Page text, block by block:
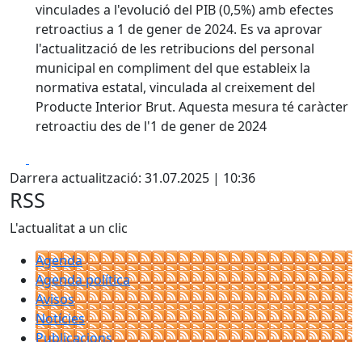
vinculades a l'evolució del PIB (0,5%) amb efectes
retroactius a 1 de gener de 2024. Es va aprovar
l'actualització de les retribucions del personal
municipal en compliment del que estableix la
normativa estatal, vinculada al creixement del
Producte Interior Brut. Aquesta mesura té caràcter
retroactiu des de l'1 de gener de 2024
Darrera actualització: 31.07.2025 | 10:36
RSS
L'actualitat a un clic
Agenda
Agenda política
Avisos
Notícies
Publicacions